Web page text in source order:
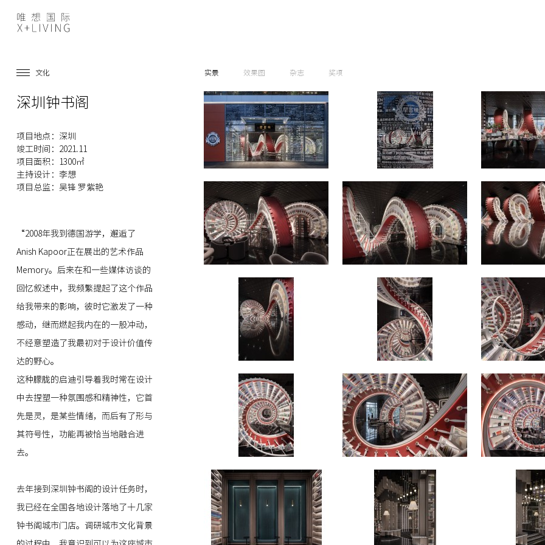
文化 实景 效果图 杂志 奖项
深圳钟书阁
项目地点：深圳
竣工时间：2021.11
项目面积：1300㎡
主持设计：李想
项目总监：吴锋 罗紫艳
“2008年我到德国游学，邂逅了
Anish Kapoor正在展出的艺术作品
Memory。后来在和一些媒体访谈的
回忆叙述中，我频繁提起了这个作品
给我带来的影响，彼时它激发了一种
感动，继而燃起我内在的一股冲动，
不经意塑造了我最初对于设计价值传
达的野心。
这种朦胧的启迪引导着我时常在设计
中去捏塑一种氛围感和精神性，它首
先是灵，是某些情绪，而后有了形与
其符号性，功能再被恰当地融合进
去。
去年接到深圳钟书阁的设计任务时，
我已经在全国各地设计落地了十几家
钟书阁城市门店。调研城市文化背景